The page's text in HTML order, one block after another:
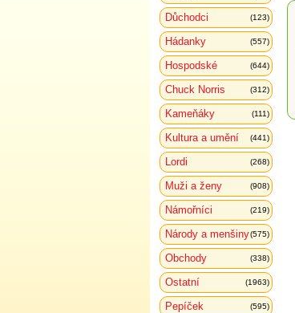
Důchodci (123)
Hádanky (557)
Hospodské (644)
Chuck Norris (312)
Kameňáky (111)
Kultura a umění (441)
Lordi (268)
Muži a ženy (908)
Námořníci (219)
Národy a menšiny(575)
Obchody (338)
Ostatní (1963)
Pepíček (595)